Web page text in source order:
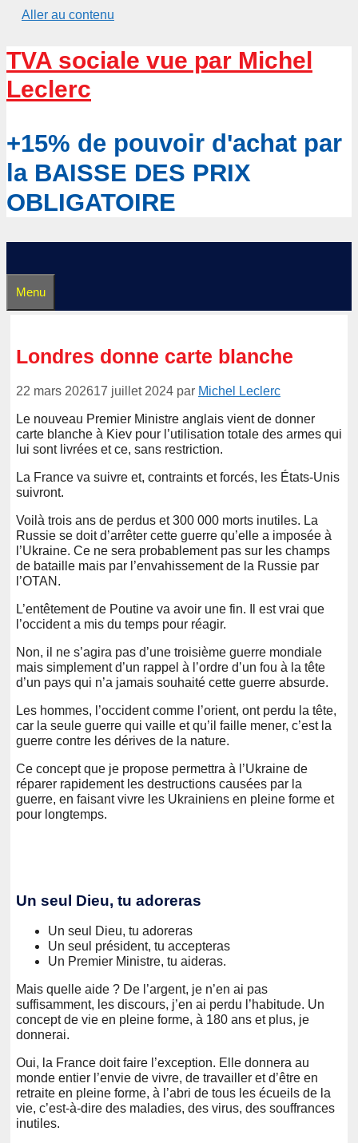
Aller au contenu
TVA sociale vue par Michel
Leclerc
+15% de pouvoir d'achat par
la BAISSE DES PRIX
OBLIGATOIRE
Menu
Londres donne carte blanche
22 mars 202617 juillet 2024 par Michel Leclerc
Le nouveau Premier Ministre anglais vient de donner
carte blanche à Kiev pour l’utilisation totale des armes qui
lui sont livrées et ce, sans restriction.
La France va suivre et, contraints et forcés, les États-Unis
suivront.
Voilà trois ans de perdus et 300 000 morts inutiles. La
Russie se doit d’arrêter cette guerre qu’elle a imposée à
l’Ukraine. Ce ne sera probablement pas sur les champs
de bataille mais par l’envahissement de la Russie par
l’OTAN.
L’entêtement de Poutine va avoir une fin. Il est vrai que
l’occident a mis du temps pour réagir.
Non, il ne s’agira pas d’une troisième guerre mondiale
mais simplement d’un rappel à l’ordre d’un fou à la tête
d’un pays qui n’a jamais souhaité cette guerre absurde.
Les hommes, l’occident comme l’orient, ont perdu la tête,
car la seule guerre qui vaille et qu’il faille mener, c’est la
guerre contre les dérives de la nature.
Ce concept que je propose permettra à l’Ukraine de
réparer rapidement les destructions causées par la
guerre, en faisant vivre les Ukrainiens en pleine forme et
pour longtemps.
Un seul Dieu, tu adoreras
Un seul Dieu, tu adoreras
Un seul président, tu accepteras
Un Premier Ministre, tu aideras.
Mais quelle aide ? De l’argent, je n’en ai pas
suffisamment, les discours, j’en ai perdu l’habitude. Un
concept de vie en pleine forme, à 180 ans et plus, je
donnerai.
Oui, la France doit faire l’exception. Elle donnera au
monde entier l’envie de vivre, de travailler et d’être en
retraite en pleine forme, à l’abri de tous les écueils de la
vie, c’est-à-dire des maladies, des virus, des souffrances
inutiles.